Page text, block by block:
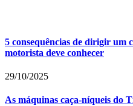
5 consequências de dirigir um
motorista deve conhecer
29/10/2025
As máquinas caça-níqueis do